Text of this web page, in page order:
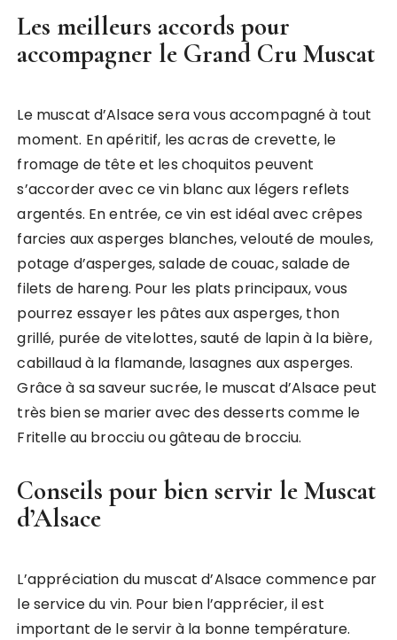
Les meilleurs accords pour
accompagner le Grand Cru Muscat
Le muscat d’Alsace sera vous accompagné à tout
moment. En apéritif, les acras de crevette, le
fromage de tête et les choquitos peuvent
s’accorder avec ce vin blanc aux légers reflets
argentés. En entrée, ce vin est idéal avec crêpes
farcies aux asperges blanches, velouté de moules,
potage d’asperges, salade de couac, salade de
filets de hareng. Pour les plats principaux, vous
pourrez essayer les pâtes aux asperges, thon
grillé, purée de vitelottes, sauté de lapin à la bière,
cabillaud à la flamande, lasagnes aux asperges.
Grâce à sa saveur sucrée, le muscat d’Alsace peut
très bien se marier avec des desserts comme le
Fritelle au brocciu ou gâteau de brocciu.
Conseils pour bien servir le Muscat
d’Alsace
L’appréciation du muscat d’Alsace commence par
le service du vin. Pour bien l’apprécier, il est
important de le servir à la bonne température.